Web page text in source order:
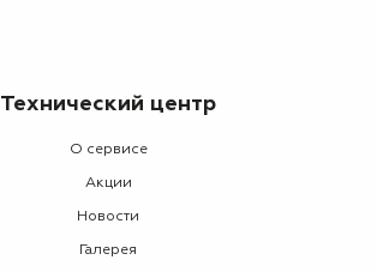
Технический центр
О сервисе
Акции
Новости
Галерея